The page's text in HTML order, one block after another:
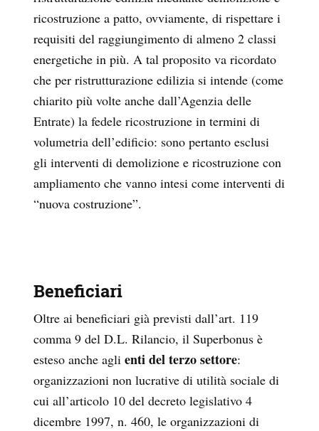
ricostruzione a patto, ovviamente, di rispettare i
requisiti del raggiungimento di almeno 2 classi
energetiche in più. A tal proposito va ricordato
che per ristrutturazione edilizia si intende (come
chiarito più volte anche dall’Agenzia delle
Entrate) la fedele ricostruzione in termini di
volumetria dell’edificio: sono pertanto esclusi
gli interventi di demolizione e ricostruzione con
ampliamento che vanno intesi come interventi di
“nuova costruzione”.
Beneficiari
Oltre ai beneficiari già previsti dall’art. 119
comma 9 del D.L. Rilancio, il Superbonus è
esteso anche agli enti del terzo settore:
organizzazioni non lucrative di utilità sociale di
cui all’articolo 10 del decreto legislativo 4
dicembre 1997, n. 460, le organizzazioni di